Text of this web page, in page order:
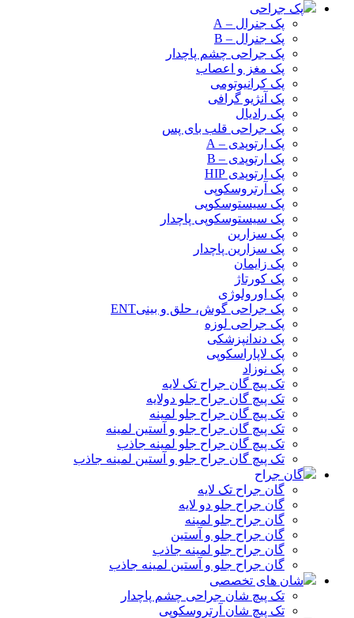
پک جراحی
پک جنرال – A
پک جنرال – B
پک جراحی چشم پاچدار
پک مغز و اعصاب
پک کرانیوتومی
پک آنژیو گرافی
پک رادیال
پک جراحی قلب بای پس
پک ارتوپدی – A
پک ارتوپدی – B
پک ارتوپدی HIP
پک آرتروسکوپی
پک سیستوسکوپی
پک سیستوسکوپی پاچدار
پک سزارین
پک سزارین پاچدار
پک زایمان
پک کورتاژ
پک اورولوژی
پک جراحی گوش، حلق و بینیENT
پک جراحی لوزه
پک دندانپزشکی
پک لاپاراسکوپی
پک نوزاد
تک پیچ گان جراح تک لایه
تک پیچ گان جراح جلو دولایه
تک پیچ گان جراح جلو لمینه
تک پیچ گان جراح جلو و آستین لمینه
تک پیچ گان جراح جلو لمینه جاذب
تک پیچ گان جراح جلو و آستین لمینه جاذب
گان جراح
گان جراح تک لایه
گان جراح جلو دو لایه
گان جراح جلو لمینه
گان جراح جلو و آستین
گان جراح جلو لمینه جاذب
گان جراح جلو و آستین لمینه جاذب
شان های تخصصی
تک پیچ شان جراحی چشم پاچدار
تک پیچ شان آرتروسکوپی